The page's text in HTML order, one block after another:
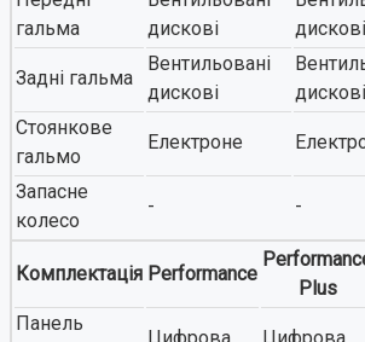
гальма
дискові
дискові
Задні гальма
Вентильовані
дискові
дискові
Стоянкове
гальмо
Електроне
Запасне
колесо
- -
Комплектація Performance
Plus
Панель
Цифрова Цифрова